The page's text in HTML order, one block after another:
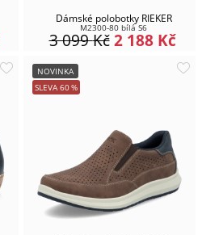
Dámské polobotky RIEKER
M2300-80 bílá S6
2 188 Kč
3 099Kč
NOVINKA
SLEVA 60%